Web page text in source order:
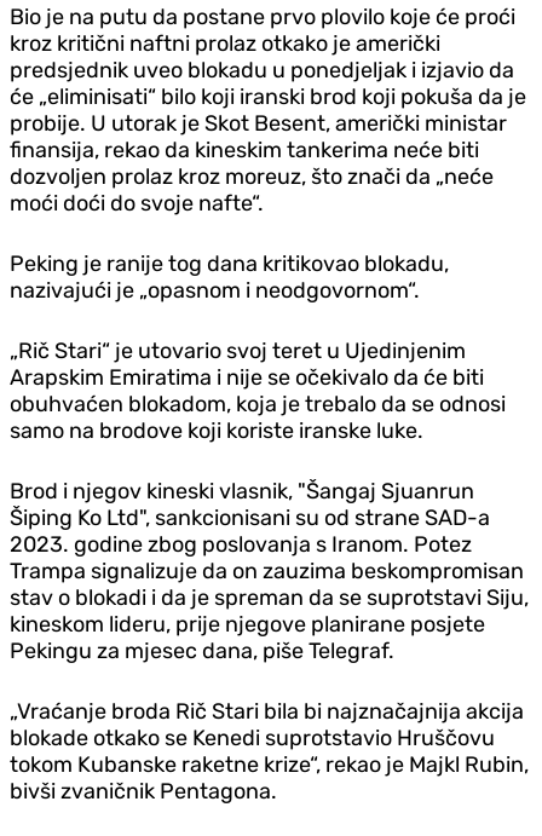
Bio je na putu da postane prvo plovilo koje će proći
kroz kritični naftni prolaz otkako je američki
predsjednik uveo blokadu u ponedjeljak i izjavio da
će „eliminisati“ bilo koji iranski brod koji pokuša da je
probije. U utorak je Skot Besent, američki ministar
finansija, rekao da kineskim tankerima neće biti
dozvoljen prolaz kroz moreuz, što znači da „neće
moći doći do svoje nafte“.
Peking je ranije tog dana kritikovao blokadu,
nazivajući je „opasnom i neodgovornom“.
„Rič Stari“ je utovario svoj teret u Ujedinjenim
Arapskim Emiratima i nije se očekivalo da će biti
obuhvaćen blokadom, koja je trebalo da se odnosi
samo na brodove koji koriste iranske luke.
Brod i njegov kineski vlasnik, "Šangaj Sjuanrun
Šiping Ko Ltd", sankcionisani su od strane SAD-a
2023. godine zbog poslovanja s Iranom. Potez
Trampa signalizuje da on zauzima beskompromisan
stav o blokadi i da je spreman da se suprotstavi Siju,
kineskom lideru, prije njegove planirane posjete
Pekingu za mjesec dana, piše Telegraf.
„Vraćanje broda Rič Stari bila bi najznačajnija akcija
blokade otkako se Kenedi suprotstavio Hruščovu
tokom Kubanske raketne krize“, rekao je Majkl Rubin,
bivši zvaničnik Pentagona.